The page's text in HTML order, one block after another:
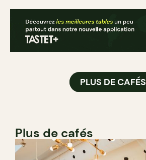
PLUS DE CAFÉS
Plus de cafés